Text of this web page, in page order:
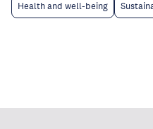
Health and well-being